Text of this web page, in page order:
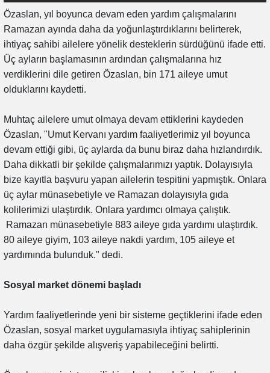
Özaslan, yıl boyunca devam eden yardım çalışmalarını
Ramazan ayında daha da yoğunlaştırdıklarını belirterek,
ihtiyaç sahibi ailelere yönelik desteklerin sürdüğünü ifade etti.
Üç ayların başlamasının ardından çalışmalarına hız
verdiklerini dile getiren Özaslan, bin 171 aileye umut
olduklarını kaydetti.
Muhtaç ailelere umut olmaya devam ettiklerini kaydeden
Özaslan, "Umut Kervanı yardım faaliyetlerimiz yıl boyunca
devam ettiği gibi, üç aylarda da bunu biraz daha hızlandırdık.
Daha dikkatli bir şekilde çalışmalarımızı yaptık. Dolayısıyla
bize kayıtla başvuru yapan ailelerin tespitini yapmıştık. Onlara
üç aylar münasebetiyle ve Ramazan dolayısıyla gıda
kolilerimizi ulaştırdık. Onlara yardımcı olmaya çalıştık.
Ramazan münasebetiyle 883 aileye gıda yardımı ulaştırdık.
80 aileye giyim, 103 aileye nakdi yardım, 105 aileye et
yardımında bulunduk." dedi.
Sosyal market dönemi başladı
Yardım faaliyetlerinde yeni bir sisteme geçtiklerini ifade eden
Özaslan, sosyal market uygulamasıyla ihtiyaç sahiplerinin
daha özgür şekilde alışveriş yapabileceğini belirtti.